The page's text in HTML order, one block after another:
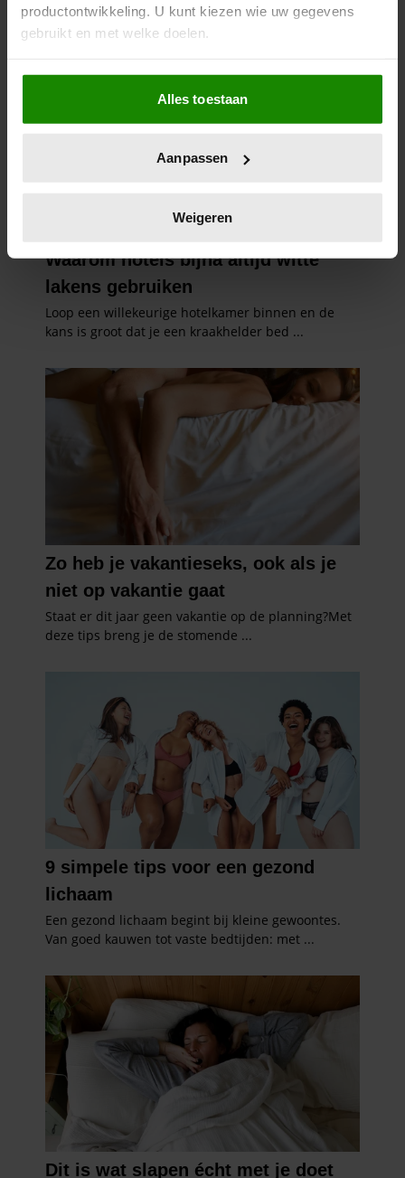
productontwikkeling. U kunt kiezen wie uw gegevens
gebruikt en met welke doelen.
Als u het toestaat, willen we ook graag:
Informatie verzamelen over uw geografische
locatie, die tot een paar meter nauwkeurig kan zijn
scannen op specifieke eigenschappen (fingerprinting)
verwerkt en stel uw voorkeuren in het
intrekken in de Cookieverklaring.
We gebruiken cookies om content en advertenties te
personaliseren, om functies voor social media te bieden
en om ons websiteverkeer te analyseren. Ook delen we
informatie over uw gebruik van onze site met onze
partners voor social media, adverteren en analyse. Deze
partners kunnen deze gegevens combineren met andere
informatie die u aan ze heeft verstrekt of die ze hebben
verzameld op basis van uw gebruik van hun services. U
gaat akkoord met onze cookies als u onze website blijft
Alles toestaan
Aanpassen
Weigeren